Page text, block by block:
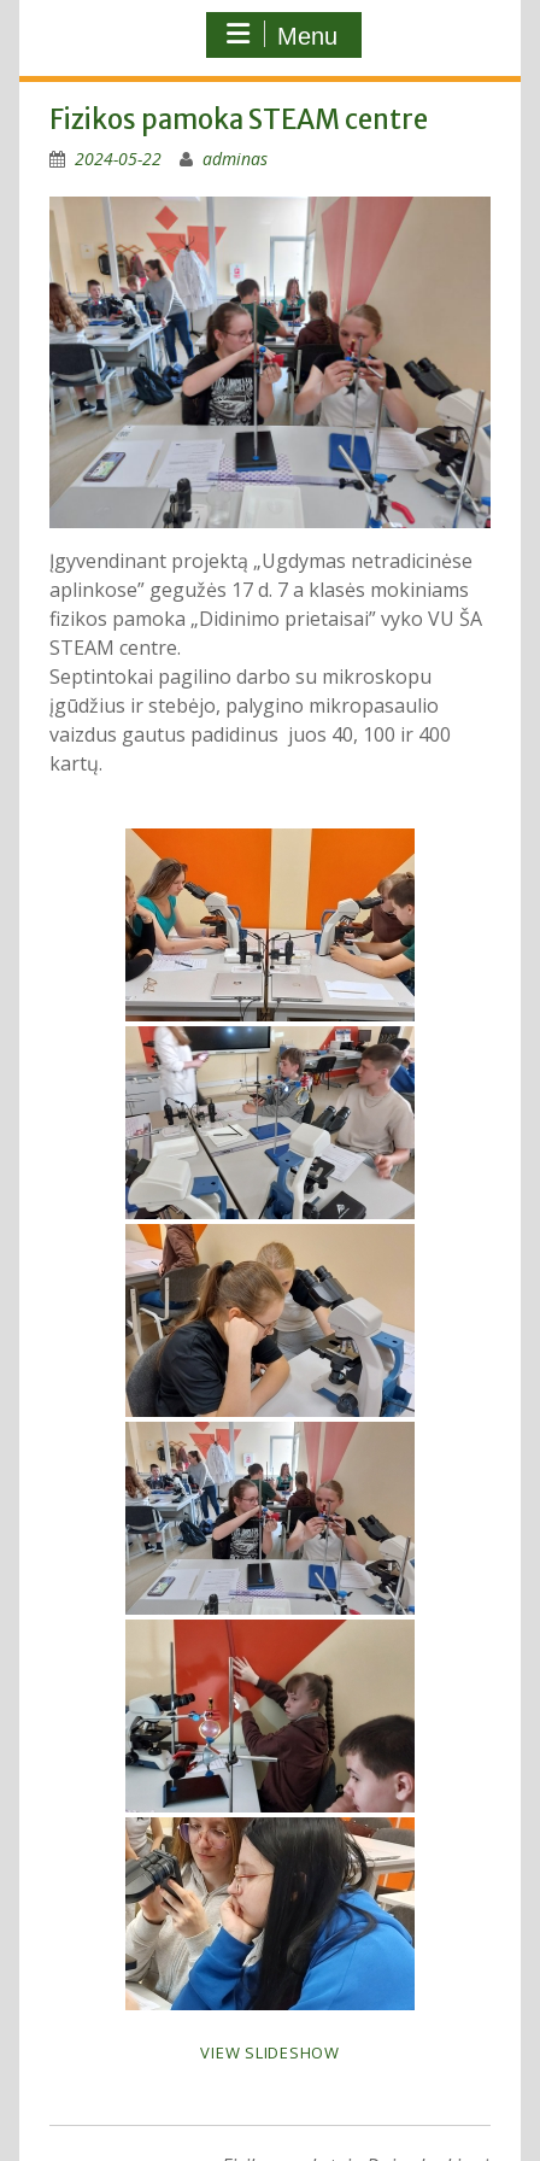
Menu
Fizikos pamoka STEAM centre
2024-05-22 adminas
Įgyvendinant projektą „Ugdymas netradicinėse
aplinkose” gegužės 17 d. 7 a klasės mokiniams
fizikos pamoka „Didinimo prietaisai” vyko VU ŠA
STEAM centre.
Septintokai pagilino darbo su mikroskopu
įgūdžius ir stebėjo, palygino mikropasaulio
vaizdus gautus padidinus juos 40, 100 ir 400
kartų.
VIEW SLIDESHOW